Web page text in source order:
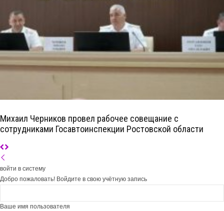
Михаил Черников провел рабочее совещание с
сотрудниками Госавтоинспекции Ростовской области
войти в систему
Добро пожаловать! Войдите в свою учётную запись
Ваше имя пользователя